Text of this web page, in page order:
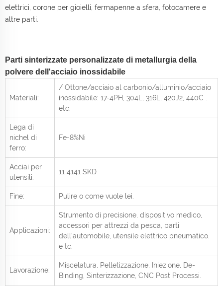
elettrici, corone per gioielli, fermapenne a sfera, fotocamere e
altre parti.
Parti sinterizzate personalizzate di metallurgia della
polvere dell'acciaio inossidabile
Materiali:
/ Ottone/acciaio al carbonio/alluminio/acciaio
inossidabile: 17-4PH, 304L, 316L, 420J2, 440C
etc.
Lega di
nichel di
ferro:
Fe-8%Ni
Acciai per
utensili:
11 4141 SKD
Fine: Pulire o come vuole lei.
Applicazioni:
Strumento di precisione, dispositivo medico,
accessori per attrezzi da pesca, parti
dell'automobile, utensile elettrico pneumatico.
e tc.
Lavorazione:
Miscelatura, Pelletizzazione, Iniezione, De-
Binding, Sinterizzazione, CNC Post Processi.